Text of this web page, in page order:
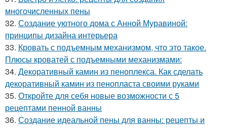
многочисленных пены
32. Создание уютного дома с Анной Муравиной:
принципы дизайна интерьера
33. Кровать с подъемным механизмом, что это такое.
Плюсы кроватей с подъемными механизмами:
34. Декоративный камин из пеноплекса. Как сделать
декоративный камин из пенопласта своими руками
35. Откройте для себя новые возможности с 5
рецептами пенной ванны
36. Создание идеальной пены для ванны: рецепты и